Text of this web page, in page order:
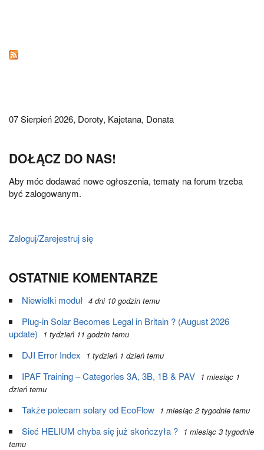
07 Sierpień 2026, Doroty, Kajetana, Donata
DOŁĄCZ DO NAS!
Aby móc dodawać nowe ogłoszenia, tematy na forum trzeba
być zalogowanym.
Zaloguj/Zarejestruj się
OSTATNIE KOMENTARZE
Niewielki moduł 4 dni 10 godzin temu
Plug-in Solar Becomes Legal in Britain ? (August 2026
update)
1 tydzień 11 godzin temu
DJI Error Index 1 tydzień 1 dzień temu
IPAF Training – Categories 3A, 3B, 1B & PAV 1 miesiąc 1
dzień temu
Także polecam solary od EcoFlow 1 miesiąc 2 tygodnie temu
Sieć HELIUM chyba się już skończyła ? 1 miesiąc 3 tygodnie
temu